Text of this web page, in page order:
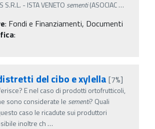
S.R.L. - ISTA VENETO sementi(ASOCIAC…
: Fondi e Finanziamenti, Documenti
:
del cibo e xylella [7%]
E nel caso di prodotti ortofrutticoli,
sono considerate le sementi? Quali
caso le ricadute sui produttori
inoltre ch …